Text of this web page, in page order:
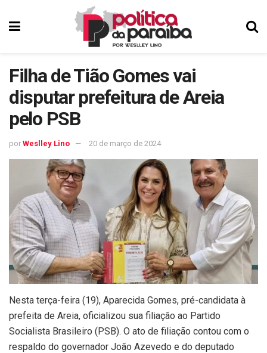
Filha de Tião Gomes vai
disputar prefeitura de Areia
pelo PSB
por Weslley Lino 20 de março de 2024
Nesta terça-feira (19), Aparecida Gomes, pré-candidata à
prefeita de Areia, oficializou sua filiação ao Partido
Socialista Brasileiro (PSB). O ato de filiação contou com o
respaldo do governador João Azevedo e do deputado